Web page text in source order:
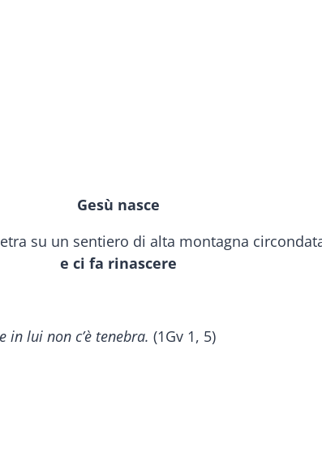
Gesù nasce
e ci fa rinascere
lui non c’è tenebra. (1Gv 1, 5)